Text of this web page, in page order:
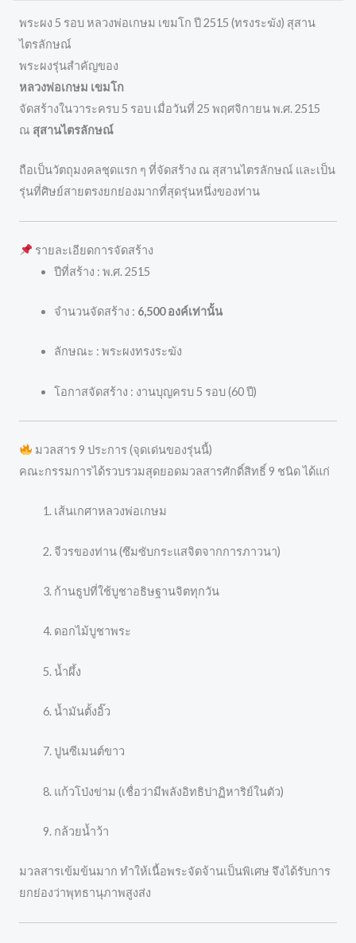
พระผง 5 รอบ หลวงพ่อเกษม เขมโก ปี 2515 (ทรงระฆัง) สุสาน
ไตรลักษณ์
พระผงรุ่นสำคัญของ
หลวงพ่อเกษม เขมโก
จัดสร้างในวาระครบ 5 รอบ เมื่อวันที่ 25 พฤศจิกายน พ.ศ. 2515
ณ สุสานไตรลักษณ์
ถือเป็นวัตถุมงคลชุดแรก ๆ ที่จัดสร้าง ณ สุสานไตรลักษณ์ และเป็น
รุ่นที่ศิษย์สายตรงยกย่องมากที่สุดรุ่นหนึ่งของท่าน
รายละเอียดการจัดสร้าง
ปีที่สร้าง : พ.ศ. 2515
จำนวนจัดสร้าง : 6,500 องค์เท่านั้น
ลักษณะ : พระผงทรงระฆัง
โอกาสจัดสร้าง : งานบุญครบ 5 รอบ (60 ปี)
มวลสาร 9 ประการ (จุดเด่นของรุ่นนี้)
คณะกรรมการได้รวบรวมสุดยอดมวลสารศักดิ์สิทธิ์ 9 ชนิด ได้แก่
เส้นเกศาหลวงพ่อเกษม
จีวรของท่าน (ซึมซับกระแสจิตจากการภาวนา)
ก้านธูปที่ใช้บูชาอธิษฐานจิตทุกวัน
ดอกไม้บูชาพระ
น้ำผึ้ง
น้ำมันตั้งอิ๊ว
ปูนซีเมนต์ขาว
แก้วโป่งข่าม (เชื่อว่ามีพลังอิทธิปาฏิหาริย์ในตัว)
กล้วยน้ำว้า
มวลสารเข้มข้นมาก ทำให้เนื้อพระจัดจ้านเป็นพิเศษ จึงได้รับการ
ยกย่องว่าพุทธานุภาพสูงส่ง